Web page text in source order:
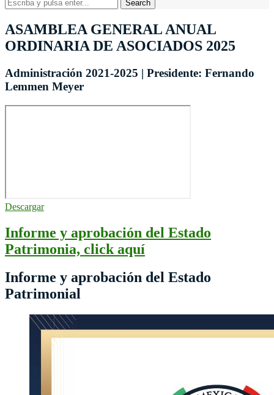
ASAMBLEA GENERAL ANUAL
ORDINARIA DE ASOCIADOS 2025
Administración 2021-2025 | Presidente: Fernando
Lemmen Meyer
Descargar
Informe y aprobación del Estado
Patrimonia, click aquí
Informe y aprobación del Estado
Patrimonial